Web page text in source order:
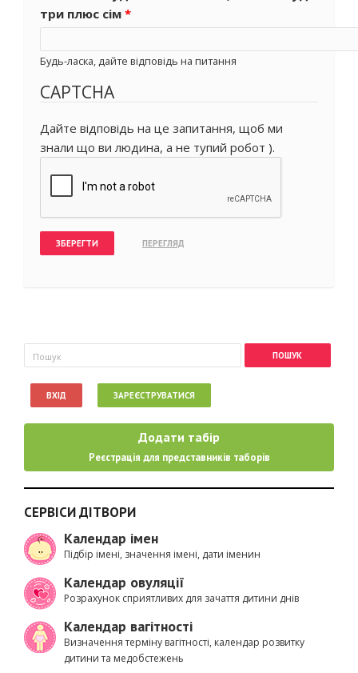
три плюс сім *
Будь-ласка, дайте відповідь на питання
CAPTCHA
Дайте відповідь на це запитання, щоб ми
знали що ви людина, а не тупий робот ).
Пошукова форма
Пошук
ВХІД ЗАРЕЄСТРУВАТИСЯ
Додати табір
Реєстрація для представників таборів
СЕРВІСИ ДІТВОРИ
Календар імен
Підбір імені, значення імені, дати іменин
Календар овуляції
Розрахунок сприятливих для зачаття дитини днів
Календар вагітності
Визначення терміну вагітності, календар розвитку
дитини та медобстежень